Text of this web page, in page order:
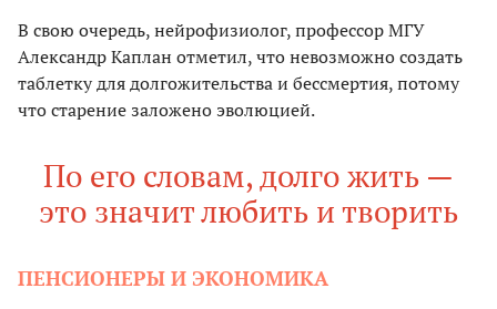
В свою очередь, нейрофизиолог, профессор МГУ
Александр Каплан отметил, что невозможно создать
таблетку для долгожительства и бессмертия, потому
что старение заложено эволюцией.
По его словам, долго жить —
это значит любить и творить
ПЕНСИОНЕРЫ И ЭКОНОМИКА